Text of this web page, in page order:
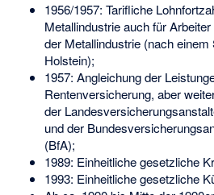
1956/1957: Tarifliche
Metallindustrie auch für
der Metallindustrie (nach
Holstein);
1957: Angleichung der
Rentenversicherung, aber
der
und der
(BfA);
1989: Einheitliche gesetzliche
1993: Einheitliche gesetzliche